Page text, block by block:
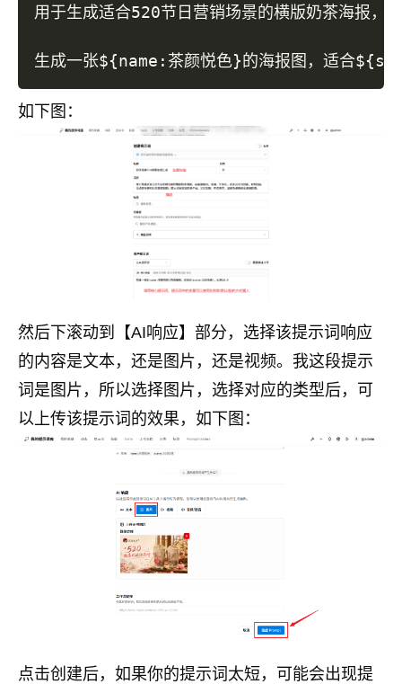
用于生成适合520节日营销场景的横版奶茶海报，
生成一张${name : 茶颜悦色}的海报图，适合
如下图：
然后下滚动到【AI响应】部分，选择该提示词响应
的内容是文本，还是图片，还是视频。我这段提示
词是图片，所以选择图片，选择对应的类型后，可
以上传该提示词的效果，如下图：
点击创建后，如果你的提示词太短，可能会出现提